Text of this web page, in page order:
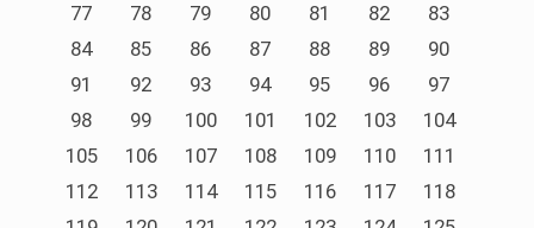
77
78 79 80 81 82
83
84
85 86 87 88 89
90
91
92 93 94 95 96
97
98
99 100 101 102 103
104
105
106 107 108 109 110
111
112
113 114 115 116 117
118